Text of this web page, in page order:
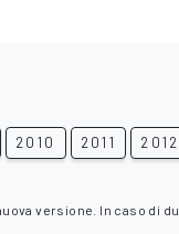
2010 2011 2012
versione. In caso di